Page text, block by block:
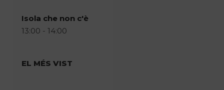
Isola che non c'è
13:00 - 14:00
EL MÉS VIST